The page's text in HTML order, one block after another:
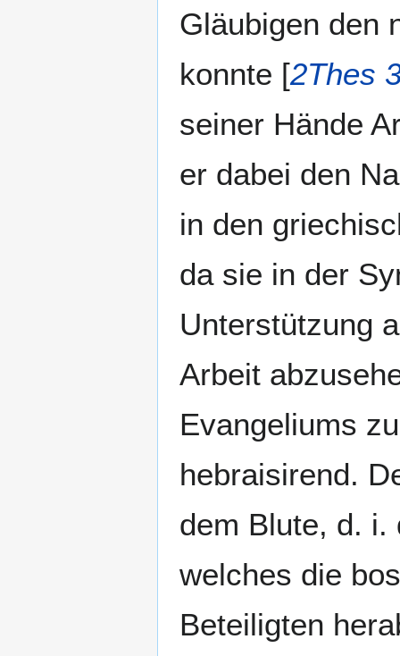
Gläubigen den
konnte [2Thes
seiner Hände
er dabei den
in den
da sie in der
Unterstützung
Arbeit
Evangeliums
hebraisirend.
dem Blute, d. i.
welches die
Beteiligten